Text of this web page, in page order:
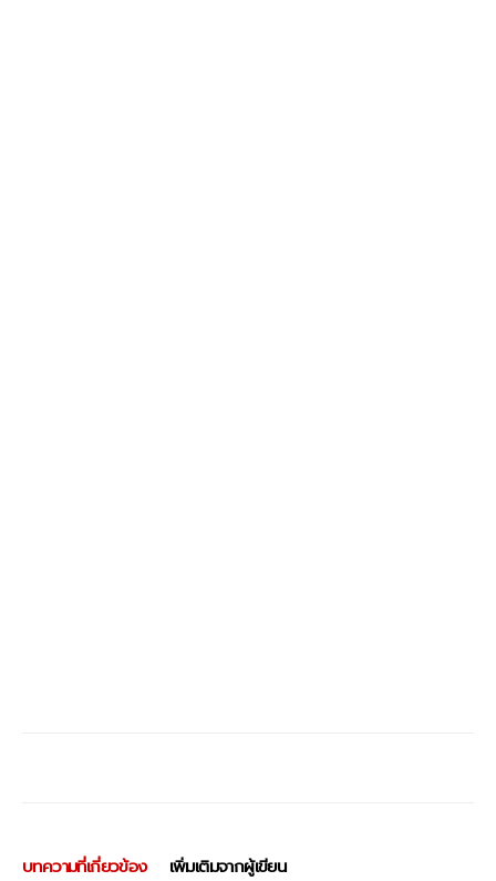
บทความที่เกี่ยวข้อง เพิ่มเติมจากผู้เขียน